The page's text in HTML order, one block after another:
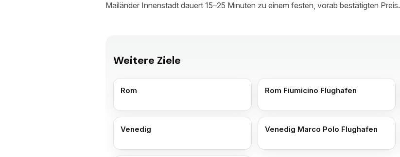
Mailänder Innenstadt dauert 15–25 Minuten zu einem festen, vorab bestätigten Preis.
Weitere Ziele
Rom Rom Fiumicino Flughafen
Venedig Venedig Marco Polo Flughafen